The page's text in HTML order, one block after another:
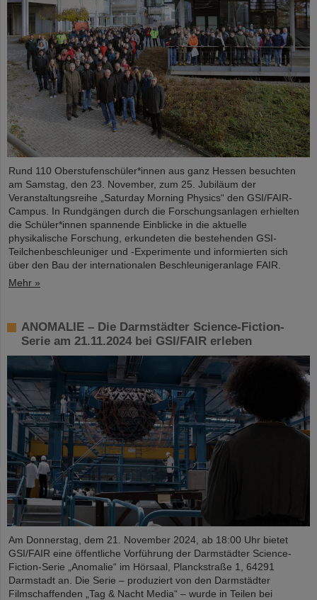
Rund 110 Oberstufenschüler*innen aus ganz Hessen besuchten
am Samstag, den 23. November, zum 25. Jubiläum der
Veranstaltungsreihe „Saturday Morning Physics“ den GSI/FAIR-
Campus. In Rundgängen durch die Forschungsanlagen erhielten
die Schüler*innen spannende Einblicke in die aktuelle
physikalische Forschung, erkundeten die bestehenden GSI-
Teilchenbeschleuniger und -Experimente und informierten sich
über den Bau der internationalen Beschleunigeranlage FAIR.
Mehr »
ANOMALIE – Die Darmstädter Science-Fiction-
Serie am 21.11.2024 bei GSI/FAIR erleben
Am Donnerstag, dem 21. November 2024, ab 18:00 Uhr bietet
GSI/FAIR eine öffentliche Vorführung der Darmstädter Science-
Fiction-Serie „Anomalie“ im Hörsaal, Planckstraße 1, 64291
Darmstadt an. Die Serie – produziert von den Darmstädter
Filmschaffenden „Tag & Nacht Media“ – wurde in Teilen bei